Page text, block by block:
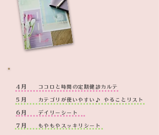
4月 ココロと時間の定期健診カルテ
5月 カテゴリが使いやすい♪ やることリスト
6月 デイリーシート
7月 もやもやスッキリシート